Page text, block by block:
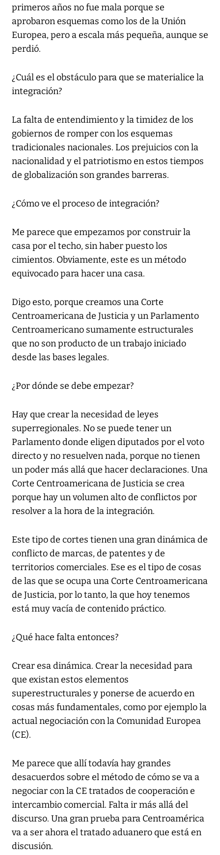
primeros años no fue mala porque se
aprobaron esquemas como los de la Unión
Europea, pero a escala más pequeña, aunque se
perdió.
¿Cuál es el obstáculo para que se materialice la
integración?
La falta de entendimiento y la timidez de los
gobiernos de romper con los esquemas
tradicionales nacionales. Los prejuicios con la
nacionalidad y el patriotismo en estos tiempos
de globalización son grandes barreras.
¿Cómo ve el proceso de integración?
Me parece que empezamos por construir la
casa por el techo, sin haber puesto los
cimientos. Obviamente, este es un método
equivocado para hacer una casa.
Digo esto, porque creamos una Corte
Centroamericana de Justicia y un Parlamento
Centroamericano sumamente estructurales
que no son producto de un trabajo iniciado
desde las bases legales.
¿Por dónde se debe empezar?
Hay que crear la necesidad de leyes
superregionales. No se puede tener un
Parlamento donde eligen diputados por el voto
directo y no resuelven nada, porque no tienen
un poder más allá que hacer declaraciones. Una
Corte Centroamericana de Justicia se crea
porque hay un volumen alto de conflictos por
resolver a la hora de la integración.
Este tipo de cortes tienen una gran dinámica de
conflicto de marcas, de patentes y de
territorios comerciales. Ese es el tipo de cosas
de las que se ocupa una Corte Centroamericana
de Justicia, por lo tanto, la que hoy tenemos
está muy vacía de contenido práctico.
¿Qué hace falta entonces?
Crear esa dinámica. Crear la necesidad para
que existan estos elementos
superestructurales y ponerse de acuerdo en
cosas más fundamentales, como por ejemplo la
actual negociación con la Comunidad Europea
(CE).
Me parece que allí todavía hay grandes
desacuerdos sobre el método de cómo se va a
negociar con la CE tratados de cooperación e
intercambio comercial. Falta ir más allá del
discurso. Una gran prueba para Centroamérica
va a ser ahora el tratado aduanero que está en
discusión.